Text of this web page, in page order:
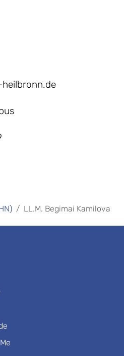
heilbronn.de
LL.M. Begimai Kamilova